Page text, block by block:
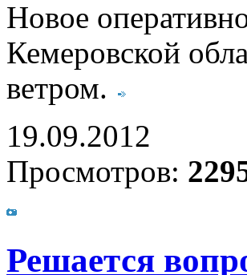
Новое
Кемеровской
ветром.
19.09.2012
Просмотров:
Решается